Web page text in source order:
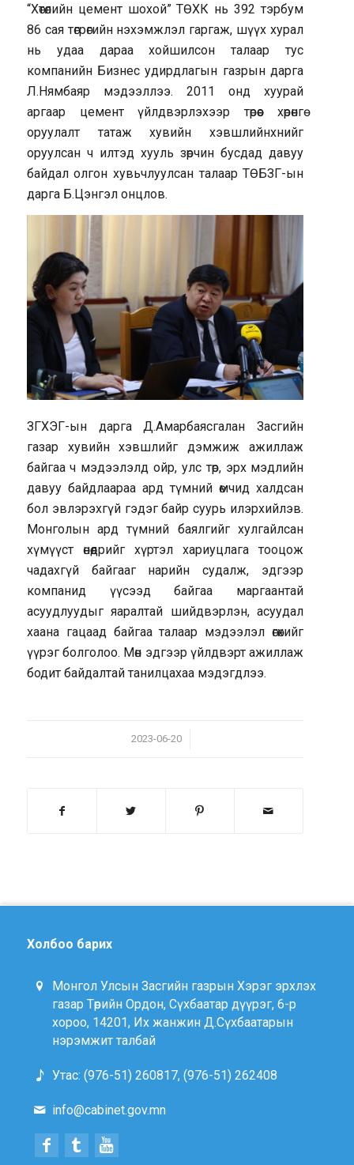
“Хөтөлийн цемент шохой” ТӨХК нь 392 тэрбум
86 сая төгрөгийн нэхэмжлэл гаргаж, шүүх хурал
нь удаа дараа хойшилсон талаар тус
компанийн Бизнес удирдлагын газрын дарга
Л.Нямбаяр мэдээллээ. 2011 онд хуурай
аргаар цемент үйлдвэрлэхээр төрөөс хөрөнгө
оруулалт татаж хувийн хэвшлийнхнийг
оруулсан ч илтэд хууль зөрчин бусдад давуу
байдал олгон хувьчлуулсан талаар ТӨБЗГ-ын
дарга Б.Цэнгэл онцлов.
ЗГХЭГ-ын дарга Д.Амарбаясгалан Засгийн
газар хувийн хэвшлийг дэмжиж ажиллаж
байгаа ч мэдээлэлд ойр, улс төр, эрх мэдлийн
давуу байдлаараа ард түмний өмчид халдсан
бол эвлэрэхгүй гэдэг байр суурь илэрхийлэв.
Монголын ард түмний баялгийг хулгайлсан
хүмүүст өнөөдрийг хүртэл хариуцлага тооцож
чадахгүй байгааг нарийн судалж, эдгээр
компанид үүсээд байгаа маргаантай
асуудлуудыг яаралтай шийдвэрлэн, асуудал
хаана гацаад байгаа талаар мэдээлэл өгөхийг
үүрэг болголоо. Мөн эдгээр үйлдвэрт ажиллаж
бодит байдалтай танилцахаа мэдэгдлээ.
2023-06-20
/
Холбоо барих
Монгол Улсын Засгийн газрын Хэрэг эрхлэх
газар Төрийн Ордон, Сүхбаатар дүүрэг, 6-р
хороо, 14201, Их жанжин Д.Сүхбаатарын
нэрэмжит талбай
Утас: (976-51) 260817, (976-51) 262408
info@cabinet.gov.mn